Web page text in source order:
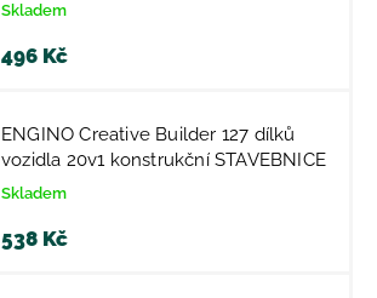
Skladem
496 Kč
ENGINO Creative Builder 127 dílků
vozidla 20v1 konstrukční STAVEBNICE
Skladem
538 Kč